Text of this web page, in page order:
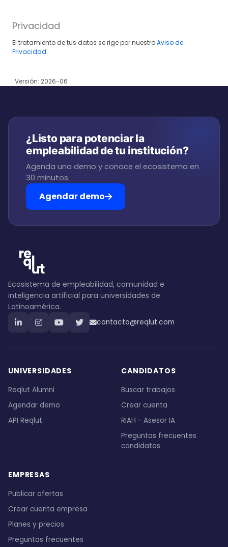
Privacidad
El tratamiento de tus datos se rige por nuestroAviso de
Privacidad.
Versión: 2026-06
¿Listo para potenciar la
empleabilidad de tu institución?
Agenda una demo y conoce el ecosistema en
30 minutos.
Agendar demo
Ecosistema de empleabilidad, comunidad e
inteligencia artificial para universidades de
Latinoamérica.
contacto@reqlut.com
UNIVERSIDADES
Reqlut Alumni
Agendar demo
API Reqlut
CANDIDATOS
Buscar trabajos
Crear cuenta
RIAH - Asesor IA
Preguntas frecuentes
candidatos
EMPRESAS
Publicar ofertas
Crear cuenta empresa
Planes y precios
Preguntas frecuentes